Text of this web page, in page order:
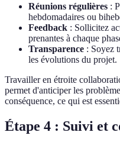
Réunions régulières :
hebdomadaires ou
Feedback : Sollicitez
prenantes à chaque
Transparence : Soyez
les évolutions du projet.
Travailler en étroite
permet d'anticiper les
conséquence, ce qui est
Étape 4 : Suivi et